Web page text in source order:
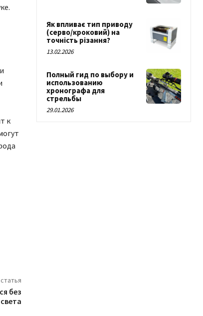
к
без
света
Як впливає тип приводу
(серво/кроковий) на
точність різання?
13.02.2026
Полный гид по выбору и
использованию
хронографа для
стрельбы
29.01.2026